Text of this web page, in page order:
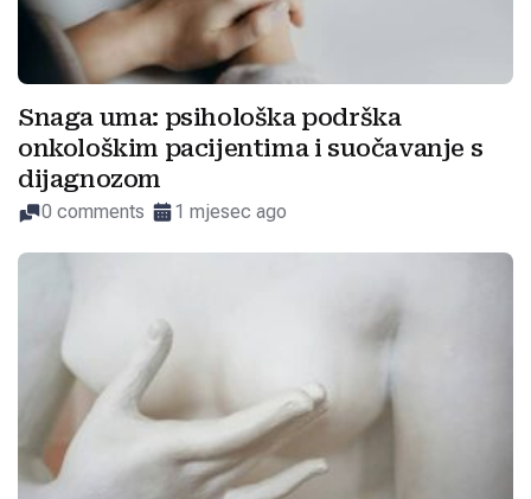
Snaga uma: psihološka podrška
onkološkim pacijentima i suočavanje s
dijagnozom
0 comments 1 mjesec ago